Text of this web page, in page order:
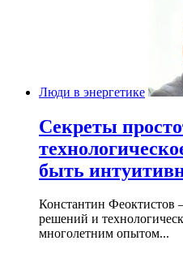
Люди в энергетике
Секреты
быть
Константин Феоктистов
решений и
многолетним опытом...